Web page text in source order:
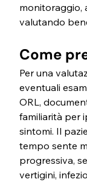
monitoraggio,
valutando
Come
Per una
eventuali
ORL,
familiarità per
sintomi. Il
tempo sente
progressiva,
vertigini,